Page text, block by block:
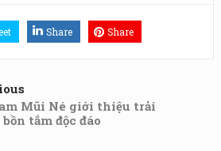
Share Share
Mũi Né giới thiệu trải
tắm độc đáo